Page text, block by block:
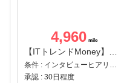
4,960
承認 : 30日程度